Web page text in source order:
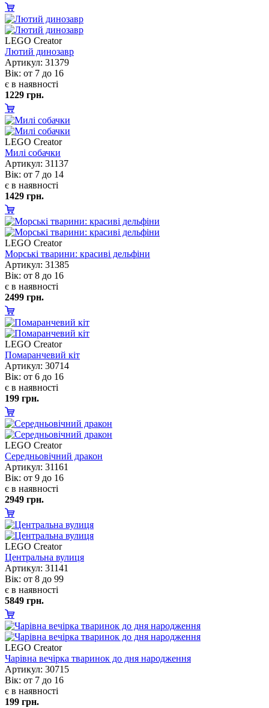
LEGO Creator
Лютий динозавр
Артикул: 31379
ік: от 7 до 16
є в наявності
1229 грн.
LEGO Creator
Милі собачки
Артикул: 31137
ік: от 7 до 14
є в наявності
1429 грн.
LEGO Creator
Морські тварини: красиві дельфіни
Артикул: 31385
ік: от 8 до 16
є в наявності
2499 грн.
LEGO Creator
Помаранчевий кіт
Артикул: 30714
ік: от 6 до 16
є в наявності
199 грн.
LEGO Creator
Середньовічний дракон
Артикул: 31161
ік: от 9 до 16
є в наявності
2949 грн.
LEGO Creator
Центральна вулиця
Артикул: 31141
ік: от 8 до 99
є в наявності
5849 грн.
LEGO Creator
Чарівна вечірка тваринок до дня народження
Артикул: 30715
ік: от 7 до 16
є в наявності
199 грн.